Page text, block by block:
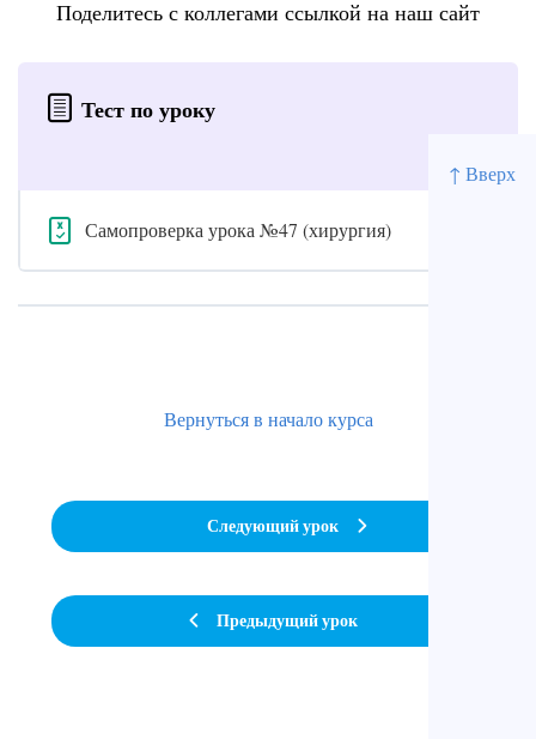
↑ Вверх
Поделитесь с коллегами ссылкой на наш сайт
Тест по уроку
Самопроверка урока №47 (хирургия)
Предыдущий урок
Вернуться в начало курса
Следующий урок